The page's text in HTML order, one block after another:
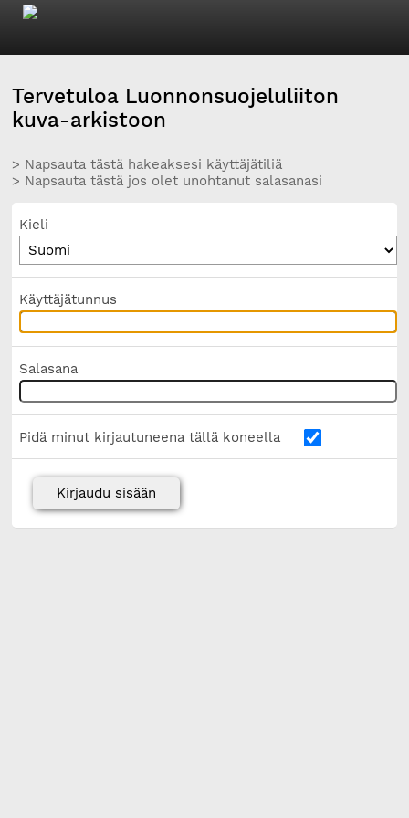
Tervetuloa Luonnonsuojeluliiton
kuva-arkistoon
> Napsauta tästä hakeaksesi käyttäjätiliä
> Napsauta tästä jos olet unohtanut salasanasi
Kieli
Käyttäjätunnus
Salasana
Pidä minut kirjautuneena tällä koneella